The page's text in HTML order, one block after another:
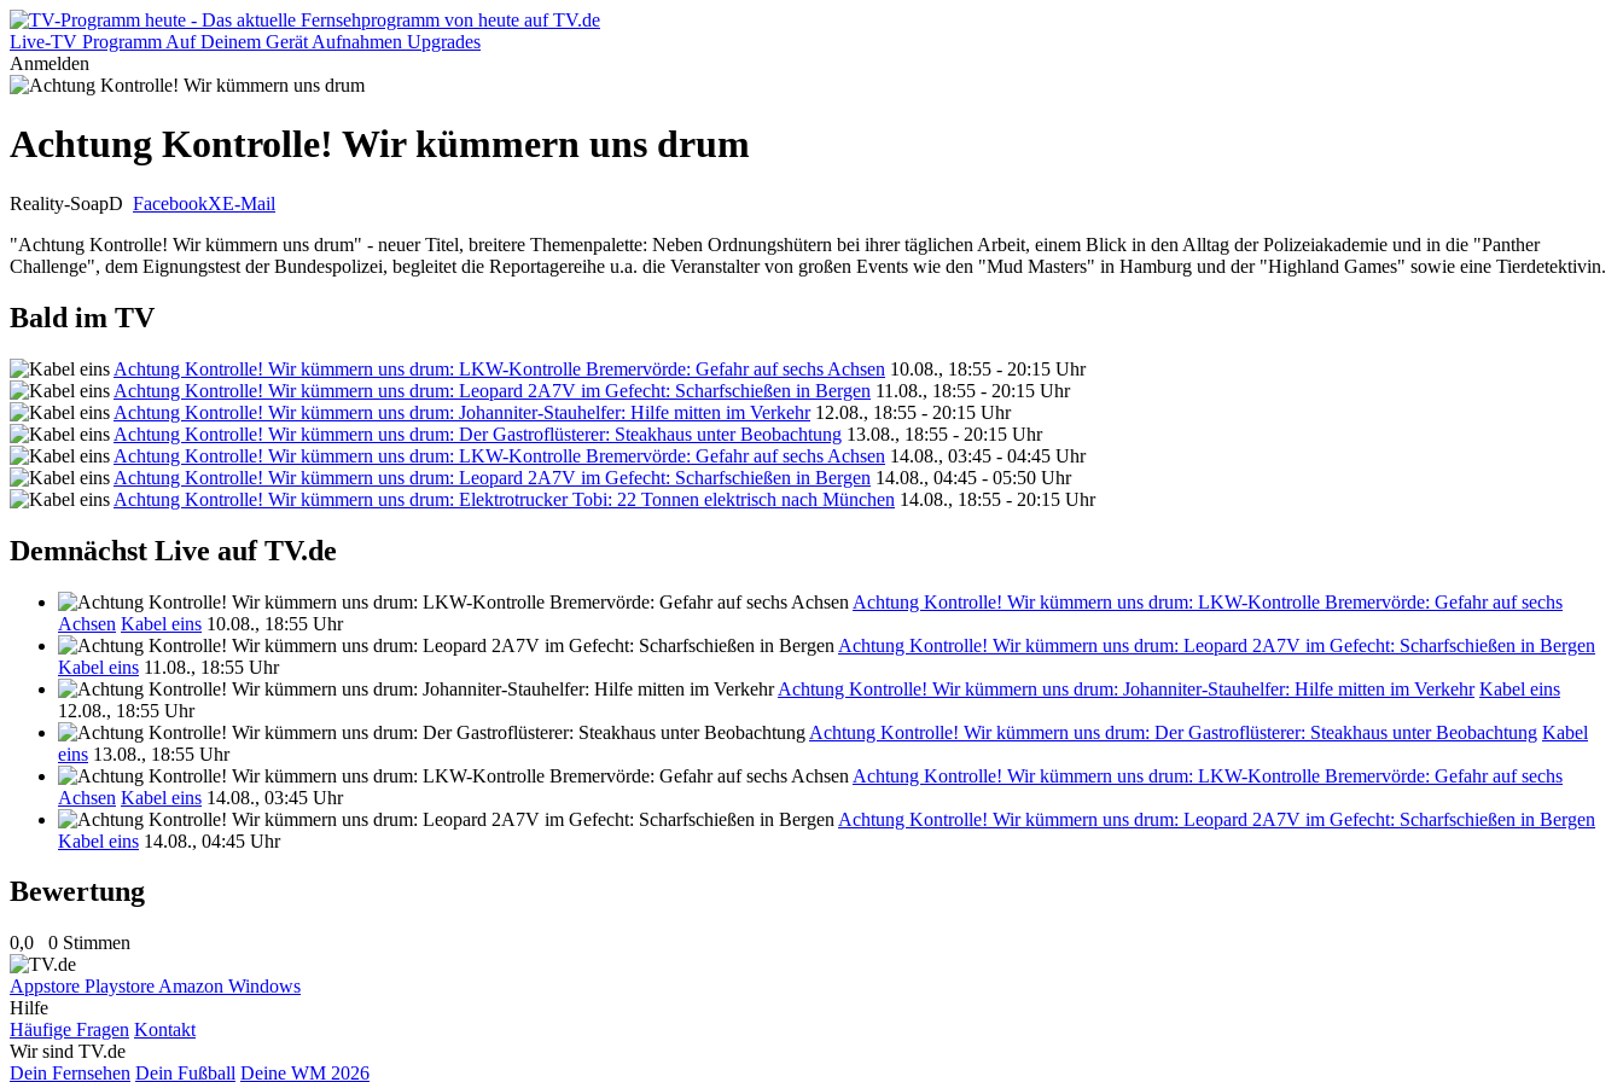
Live-TV Programm Auf Deinem Gerät Aufnahmen Upgrades
Anmelden
Achtung Kontrolle! Wir kümmern uns drum
Reality-SoapD FacebookXE-Mail
"Achtung Kontrolle! Wir kümmern uns drum" - neuer Titel, breitere Themenpalette: Neben Ordnungshütern bei ihrer täglichen Arbeit, einem Blick in den Alltag der Polizeiakademie und in die "Panther
Challenge", dem Eignungstest der Bundespolizei, begleitet die Reportagereihe u.a. die Veranstalter von großen Events wie den "Mud Masters" in Hamburg und der "Highland Games" sowie eine Tierdetektivin.
Bald im TV
Achtung Kontrolle! Wir kümmern uns drum: LKW-Kontrolle Bremervörde: Gefahr auf sechs Achsen 10.08., 18:55 - 20:15 Uhr
Achtung Kontrolle! Wir kümmern uns drum: Leopard 2A7V im Gefecht: Scharfschießen in Bergen 11.08., 18:55 - 20:15 Uhr
Achtung Kontrolle! Wir kümmern uns drum: Johanniter-Stauhelfer: Hilfe mitten im Verkehr 12.08., 18:55 - 20:15 Uhr
Achtung Kontrolle! Wir kümmern uns drum: Der Gastroflüsterer: Steakhaus unter Beobachtung 13.08., 18:55 - 20:15 Uhr
Achtung Kontrolle! Wir kümmern uns drum: LKW-Kontrolle Bremervörde: Gefahr auf sechs Achsen 14.08., 03:45 - 04:45 Uhr
Achtung Kontrolle! Wir kümmern uns drum: Leopard 2A7V im Gefecht: Scharfschießen in Bergen 14.08., 04:45 - 05:50 Uhr
Achtung Kontrolle! Wir kümmern uns drum: Elektrotrucker Tobi: 22 Tonnen elektrisch nach München 14.08., 18:55 - 20:15 Uhr
Demnächst Live auf TV.de
Achtung Kontrolle! Wir kümmern uns drum: LKW-Kontrolle Bremervörde: Gefahr auf sechs
Achsen Kabel eins 10.08., 18:55 Uhr
Achtung Kontrolle! Wir kümmern uns drum: Leopard 2A7V im Gefecht: Scharfschießen in Bergen
Kabel eins 11.08., 18:55 Uhr
Achtung Kontrolle! Wir kümmern uns drum: Johanniter-Stauhelfer: Hilfe mitten im Verkehr Kabel eins
12.08., 18:55 Uhr
Achtung Kontrolle! Wir kümmern uns drum: Der Gastroflüsterer: Steakhaus unter Beobachtung Kabel
eins 13.08., 18:55 Uhr
Achtung Kontrolle! Wir kümmern uns drum: LKW-Kontrolle Bremervörde: Gefahr auf sechs
Achsen Kabel eins 14.08., 03:45 Uhr
Achtung Kontrolle! Wir kümmern uns drum: Leopard 2A7V im Gefecht: Scharfschießen in Bergen
Kabel eins 14.08., 04:45 Uhr
Bewertung
0,0 0 Stimmen
Appstore Playstore Amazon Windows
Hilfe
Häufige Fragen Kontakt
Wir sind TV.de
Dein Fernsehen Dein Fußball Deine WM 2026